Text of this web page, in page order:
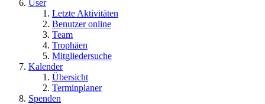
User
Letzte Aktivitäten
Benutzer online
Team
Trophäen
Mitgliedersuche
Kalender
Übersicht
Terminplaner
Spenden